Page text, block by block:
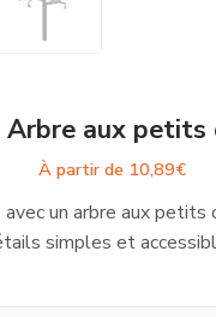
Arbre aux petits
À partir de 10,89€
un arbre aux petits
simples et